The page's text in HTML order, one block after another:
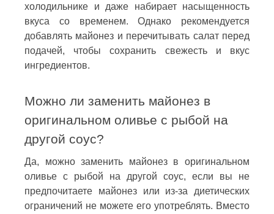
холодильнике и даже набирает насыщенность
вкуса со временем. Однако рекомендуется
добавлять майонез и перечитывать салат перед
подачей, чтобы сохранить свежесть и вкус
ингредиентов.
Можно ли заменить майонез в
оригинальном оливье с рыбой на
другой соус?
Да, можно заменить майонез в оригинальном
оливье с рыбой на другой соус, если вы не
предпочитаете майонез или из-за диетических
ограничений не можете его употреблять. Вместо